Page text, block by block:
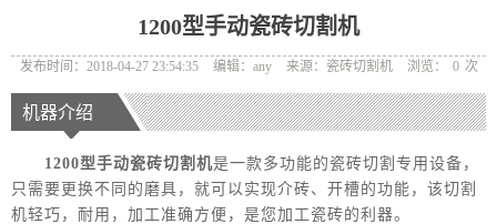
1200型手动瓷砖切割机
发布时间：2018-04-27 23:54:35 编辑：any 来源：瓷砖切割机 浏览： 0 次
机器介绍
1200型手动瓷砖切割机是一款多功能的瓷砖切割专用设备，
只需要更换不同的磨具，就可以实现介砖、开槽的功能，该切割
机轻巧，耐用，加工准确方便，是您加工瓷砖的利器。